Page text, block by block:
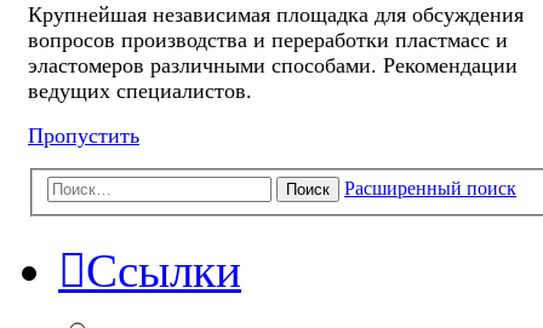
Крупнейшая независимая площадка для обсуждения
вопросов производства и переработки пластмасс и
эластомеров различными способами. Рекомендации
ведущих специалистов.
Пропустить
Поиск Расширенный поиск
Ссылки